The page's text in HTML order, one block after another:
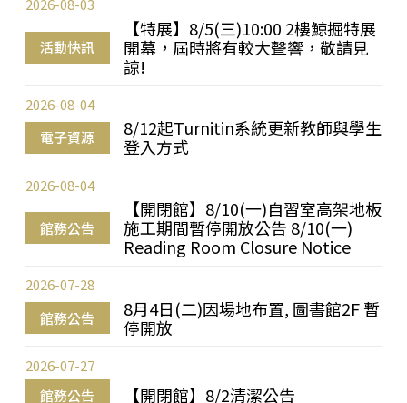
活動快訊
【特展】8/5(三)10:00 2樓鯨掘特展
開幕，屆時將有較大聲響，敬請見
諒!
2026-08-03
電子資源
8/12起Turnitin系統更新教師與學生
登入方式
2026-08-04
館務公告
【開閉館】8/10(一)自習室高架地板
施工期間暫停開放公告 8/10(一)
Reading Room Closure Notice
2026-08-04
館務公告
8月4日(二)因場地布置, 圖書館2F 暫
停開放
2026-07-28
館務公告 【開閉館】8/2清潔公告
2026-07-27